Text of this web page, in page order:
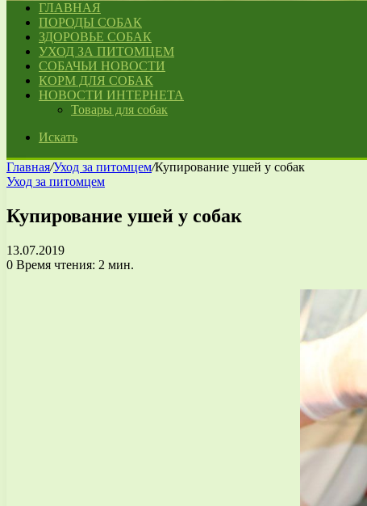
ГЛАВНАЯ
ПОРОДЫ СОБАК
ЗДОРОВЬЕ СОБАК
УХОД ЗА ПИТОМЦЕМ
СОБАЧЬИ НОВОСТИ
КОРМ ДЛЯ СОБАК
НОВОСТИ ИНТЕРНЕТА
Товары для собак
Искать
Главная/Уход за питомцем/Купирование ушей у собак
Уход за питомцем
Купирование ушей у собак
13.07.2019
0 Время чтения: 2 мин.